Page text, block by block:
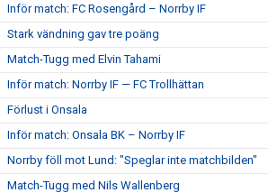
Inför match: FC Rosengård – Norrby IF
Stark vändning gav tre poäng
Match-Tugg med Elvin Tahami
Inför match: Norrby IF — FC Trollhättan
Förlust i Onsala
Inför match: Onsala BK – Norrby IF
Norrby föll mot Lund: "Speglar inte matchbilden"
Match-Tugg med Nils Wallenberg